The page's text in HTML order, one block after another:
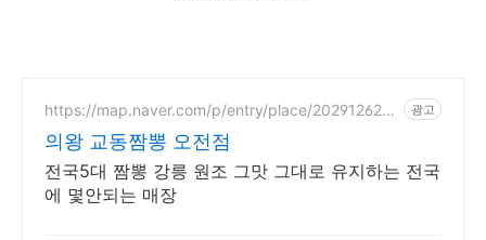
https://map.naver.com/p/entry/place/202912625
광고
의왕 교동짬뽕 오전점
전국5대 짬뽕 강릉 원조 그맛 그대로 유지하는 전국
에 몇안되는 매장